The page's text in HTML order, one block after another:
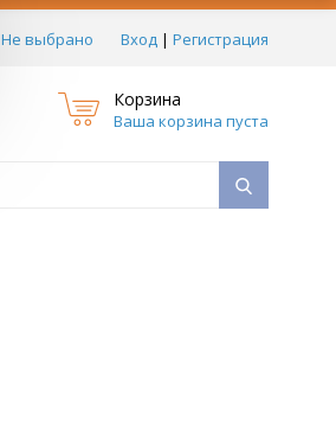
Не выбрано Вход | Регистрация
Корзина
Ваша корзина пуста